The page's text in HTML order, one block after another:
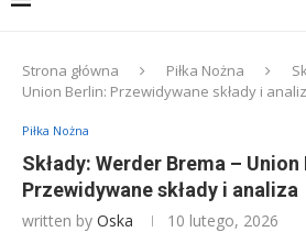
Strona główna Piłka Nożna
Union Berlin: Przewidywane składy i
Piłka Nożna
Składy: Werder Brema – Union
Przewidywane składy i analiza
written by Oska 10 lutego, 2026